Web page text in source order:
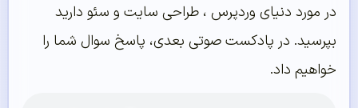
در مورد دنیای وردپرس ، طراحی سایت و سئو دارید
بپرسید. در پادکست صوتی بعدی، پاسخ سوال شما را
خواهیم داد.